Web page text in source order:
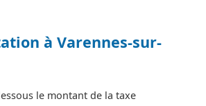
à Varennes-sur-
le montant de la taxe